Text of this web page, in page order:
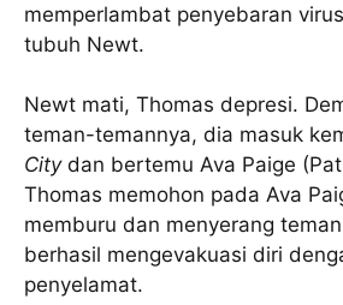
memperlambat penyebaran virus
tubuh Newt.
Newt mati, Thomas depresi.
teman-temannya, dia masuk
Citydan bertemu Ava Paige
Thomas memohon pada Ava
memburu dan menyerang
berhasil mengevakuasi diri
penyelamat.